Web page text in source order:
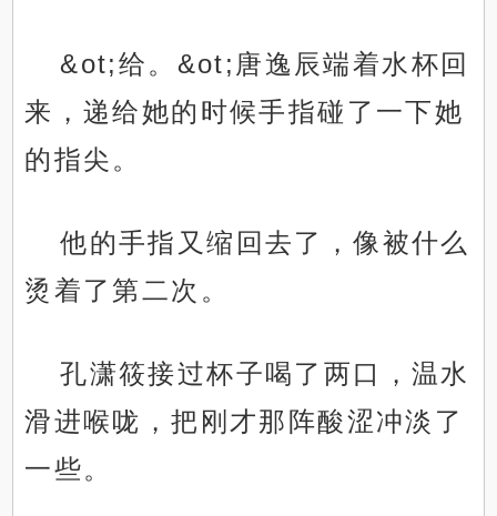
&ot;给。&ot;唐逸辰端着水杯回
来，递给她的时候手指碰了一下她
的指尖。
他的手指又缩回去了，像被什么
烫着了第二次。
孔潇筱接过杯子喝了两口，温水
滑进喉咙，把刚才那阵酸涩冲淡了
一些。